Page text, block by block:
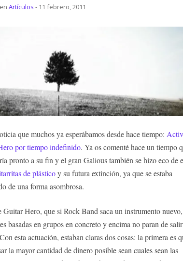
en Artículos - 11 febrero, 2011
que muchos ya esperábamos desde hace tiempo:
por tiempo indefinido. Ya os comenté hace un tiempo
pronto a su fin y el gran Galious también se hizo eco de
de plásticoy su futura extinción, ya que se estaba
de una forma asombrosa.
Guitar Hero, que si Rock Band saca un instrumento
basadas en grupos en concreto y encima no paran de
esta actuación, estaban claras dos cosas: la primera es
la mayor cantidad de dinero posible sean cuales sean las